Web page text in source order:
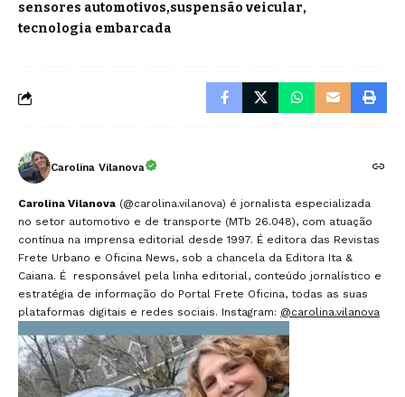
sensores automotivos suspensão veicular
tecnologia embarcada
Carolina Vilanova
Carolina Vilanova (@carolina.vilanova) é jornalista especializada
no setor automotivo e de transporte (MTb 26.048), com atuação
contínua na imprensa editorial desde 1997. É editora das Revistas
Frete Urbano e Oficina News, sob a chancela da Editora Ita &
Caiana. É responsável pela linha editorial, conteúdo jornalístico e
estratégia de informação do Portal Frete Oficina, todas as suas
plataformas digitais e redes sociais. Instagram: @carolina.vilanova